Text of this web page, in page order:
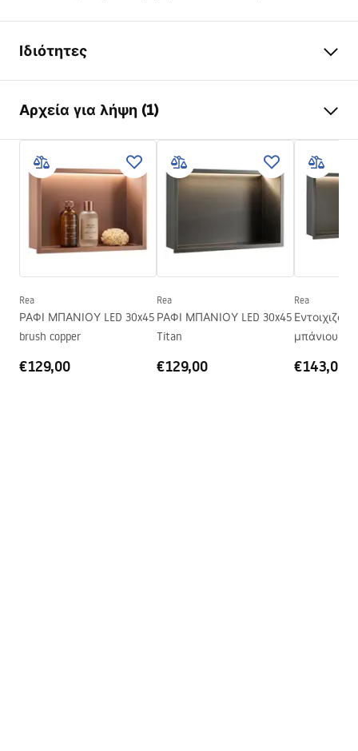
Ιδιότητες
Υλικό
Τρόπος εγκατάστασης
Αυτοκόλλητος
Πλάτος
480mm
Ύψος
330mm
Βάθος
Εγγύηση
24 μήνες
Αρχεία για λήψη (1)
Όροι εγγύησης
Warranty_Terms_and_Conditions_Accessories_-_24.pdf
Rea
ΡΑΦΙ ΜΠΑΝΙΟΥ LED 30x45
brush copper
€129,00
Rea
ΡΑΦΙ ΜΠΑΝΙΟΥ LED 30x45
Titan
€129,00
Rea
μπάνιου
€143,00